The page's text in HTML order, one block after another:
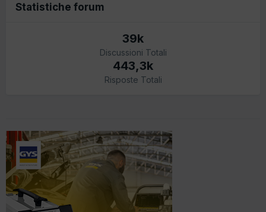
Statistiche forum
39k
Discussioni Totali
443,3k
Risposte Totali